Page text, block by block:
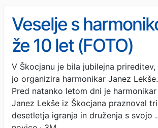
Veselje s
že 10 let (FOTO)
V Škocjanu je bila jubilejna prireditev,
jo organizira harmonikar Janez Lekše.
Pred natanko letom dni je harmonikar
Janez Lekše iz Škocjana praznoval tri
desetletja igranja in druženja s svojo